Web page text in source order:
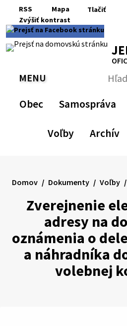
Preskočiť
obsah
RSS
RSS
Mapa
Mapa
Tlačiť
Zvýšiť kontrast
Zvýšiť
kontrast
Zmenšiť
veľkosť
Nastaviť
pôvodnú
veľkosť
písma
veľkosť
písma
PREPNÚŤ
MENU
Obec Samospráva
Voľby Archív
Hľadať:
Zverejnenie
adresy na
oznámenia o
a náhradníka
volebnej
Domov Dokumenty Voľby